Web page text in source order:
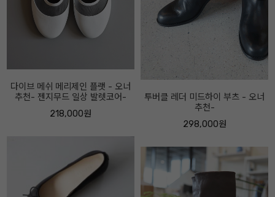
투버클 레더 미드하이 부츠 - 오너
추천-
로우 보우 로퍼-5센티 - 오너추천!-
208,000원